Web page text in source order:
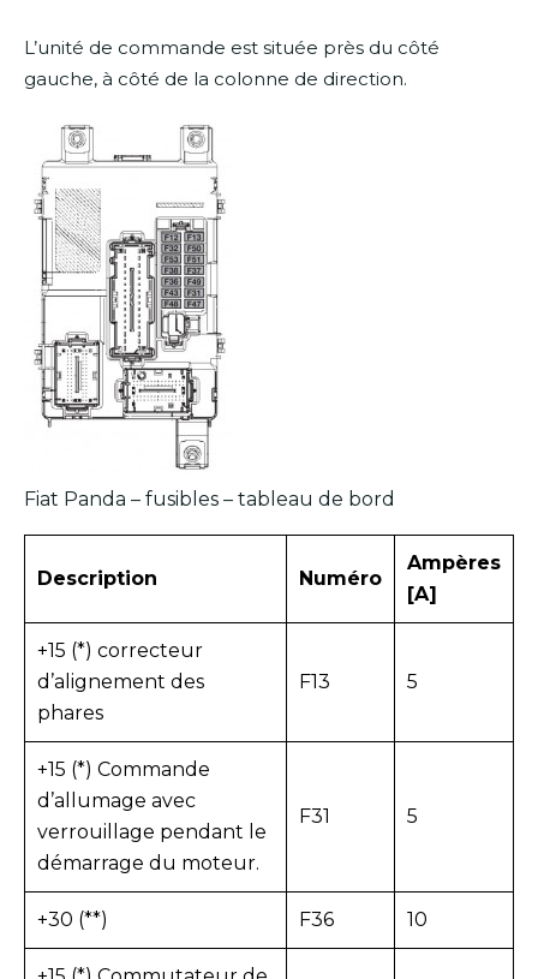
L’unité de commande est située près du côté
gauche, à côté de la colonne de direction.
Fiat Panda – fusibles – tableau de bord
Description Numéro
Ampères
[A]
+15 (*) correcteur
d’alignement des
phares
F13 5
+15 (*) Commande
d’allumage avec
verrouillage pendant le
démarrage du moteur.
F31 5
+30 (**) F36 10